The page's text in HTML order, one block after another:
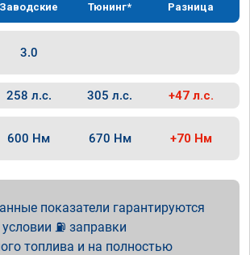
Заводские Тюнинг* Разница
3.0
258 л.с. 305 л.с. +47 л.с.
600 Нм 670 Нм +70 Нм
показатели гарантируются
⛽ заправки
топлива и на полностью